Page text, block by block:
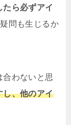
ら必ずアイ
疑問も生じるか
合わないと思
し、他のアイ